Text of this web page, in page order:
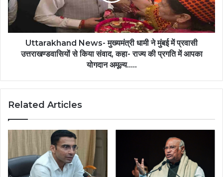
अधिक
की
बिक्री….
में
प्रवासी
उत्तराखण्डवासियों
राज्य
प्रगति
Uttarakhand News- मुख्यमंत्री धामी ने मुंबई में प्रवासी
उत्तराखण्डवासियों से किया संवाद, कहा- राज्य की प्रगति में आपका
योगदान अमूल्य.....
Related Articles